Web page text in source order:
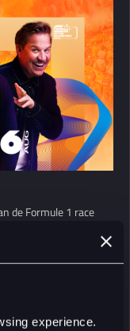
experience.
de Formule 1 race
door Pre Race
begeleiden eerder
van Emma